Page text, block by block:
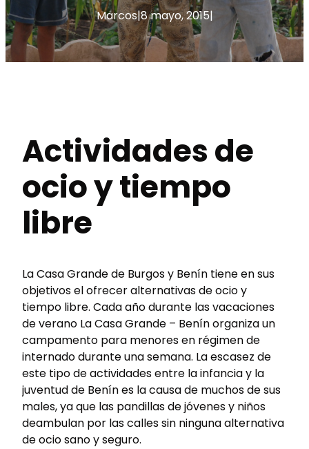
Marcos|8 mayo, 2015|
Actividades de
ocio y tiempo
libre
La Casa Grande de Burgos y Benín tiene en sus
objetivos el ofrecer alternativas de ocio y
tiempo libre. Cada año durante las vacaciones
de verano La Casa Grande – Benín organiza un
campamento para menores en régimen de
internado durante una semana. La escasez de
este tipo de actividades entre la infancia y la
juventud de Benín es la causa de muchos de sus
males, ya que las pandillas de jóvenes y niños
deambulan por las calles sin ninguna alternativa
de ocio sano y seguro.